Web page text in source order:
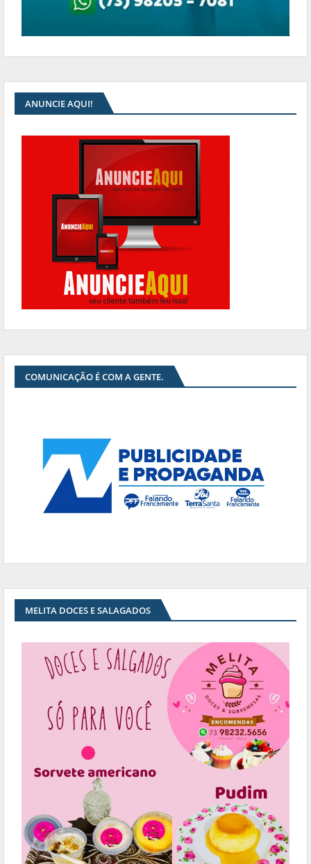
ANUNCIE AQUI!
COMUNICAÇÃO É COM A GENTE.
MELITA DOCES E SALAGADOS